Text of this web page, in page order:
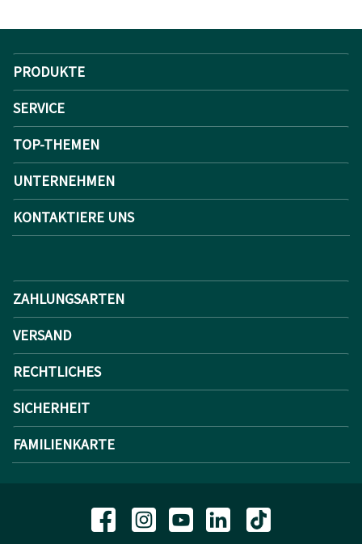
PRODUKTE
SERVICE
TOP-THEMEN
UNTERNEHMEN
KONTAKTIERE UNS
ZAHLUNGSARTEN
VERSAND
RECHTLICHES
SICHERHEIT
FAMILIENKARTE